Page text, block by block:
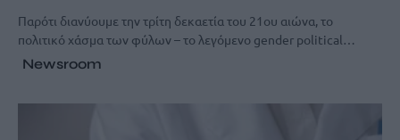
Παρότι διανύουμε την τρίτη δεκαετία του 21ου αιώνα, το
πολιτικό χάσμα των φύλων – το λεγόμενο gender political…
Newsroom